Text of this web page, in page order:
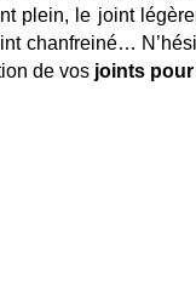
plein, le joint
chanfreiné…
de vos joints